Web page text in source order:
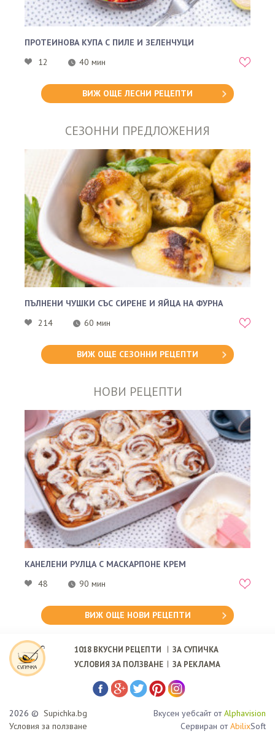
ПРОТЕИНОВА КУПА С ПИЛЕ И ЗЕЛЕНЧУЦИ
12
40 мин
ВИЖ ОЩЕ ЛЕСНИ РЕЦЕПТИ
СЕЗОННИ ПРЕДЛОЖЕНИЯ
ПЪЛНЕНИ ЧУШКИ СЪС СИРЕНЕ И ЯЙЦА НА ФУРНА
214
60 мин
ВИЖ ОЩЕ СЕЗОННИ РЕЦЕПТИ
НОВИ РЕЦЕПТИ
КАНЕЛЕНИ РУЛЦА С МАСКАРПОНЕ КРЕМ
48
90 мин
ВИЖ ОЩЕ НОВИ РЕЦЕПТИ
1018 ВКУСНИ РЕЦЕПТИ
УСЛОВИЯ ЗА ПОЛЗВАНЕ
ЗА СУПИЧКА
ЗА РЕКЛАМА
2026 © Supichka.bg
Условия за ползване
Вкусен уебсайт от Alphavision
Сервиран от AbilixSoft